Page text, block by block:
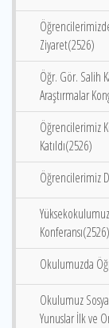
Ziyaret(2526)
Öğr. Gör. Salih
Araştırmalar
Öğrencilerimiz
Katıldı(2526)
Öğrencilerimiz
Konferansı(2526)
Okulumuzda
Okulumuz
Yunuslar İlk ve